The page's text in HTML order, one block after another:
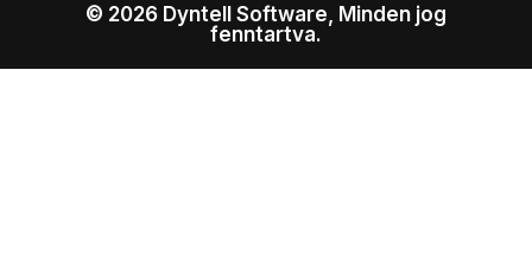
© 2026 Dyntell Software, Minden jog
fenntartva.